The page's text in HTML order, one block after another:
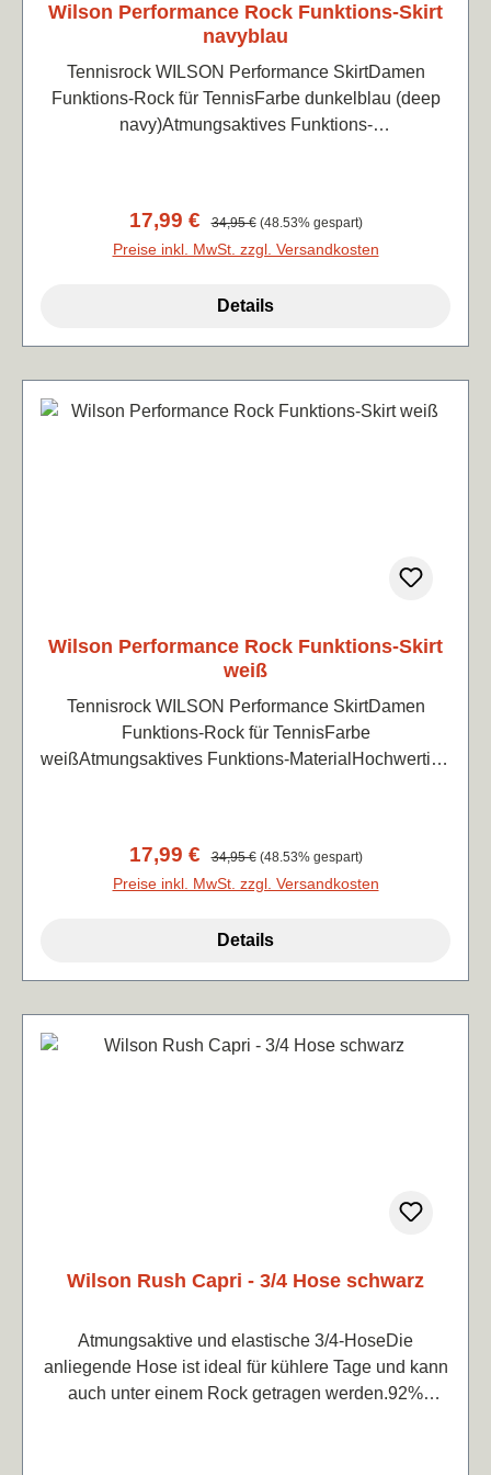
Wilson Performance Rock Funktions-Skirt
navyblau
Tennisrock WILSON Performance SkirtDamen
Funktions-Rock für TennisFarbe dunkelblau (deep
navy)Atmungsaktives Funktions-
Polyester, 12% Elasthan
Verkaufspreis:
17,99 € Regulärer Preis:
34,95 € (48.53% gespart)
Preise inkl. MwSt. zzgl. Versandkosten
Details
Wilson Performance Rock Funktions-Skirt
weiß
Tennisrock WILSON Performance SkirtDamen
Funktions-Rock für TennisFarbe
weißAtmungsaktives Funktions-MaterialHochwertige
Elasthan
Verkaufspreis:
17,99 € Regulärer Preis:
34,95 € (48.53% gespart)
Preise inkl. MwSt. zzgl. Versandkosten
Details
Wilson Rush Capri - 3/4 Hose schwarz
Atmungsaktive und elastische 3/4-HoseDie
anliegende Hose ist ideal für kühlere Tage und kann
auch unter einem Rock getragen werden.92%